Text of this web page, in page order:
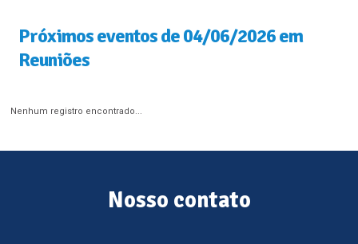
Próximos eventos de 04/06/2026 em
Reuniões
Nenhum registro encontrado...
Nosso contato